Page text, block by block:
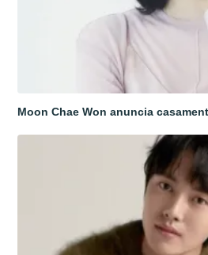
Moon Chae Won anuncia